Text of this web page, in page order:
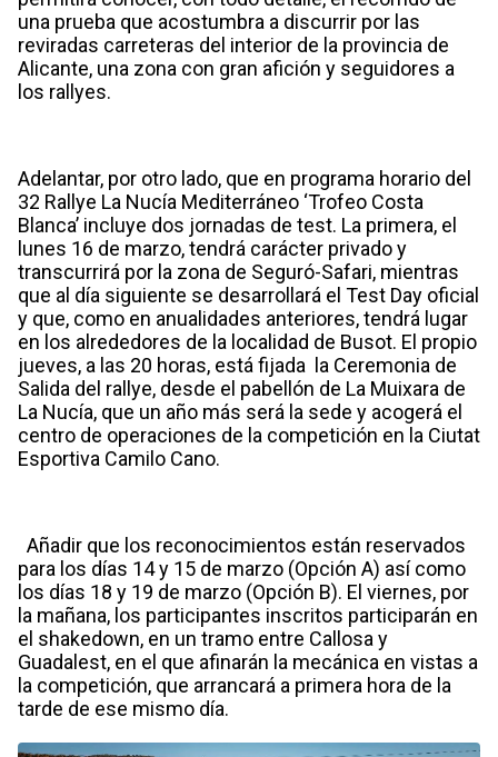
una prueba que acostumbra a discurrir por las
reviradas carreteras del interior de la provincia de
Alicante, una zona con gran afición y seguidores a
los rallyes.
Adelantar, por otro lado, que en programa horario del
32 Rallye La Nucía Mediterráneo ‘Trofeo Costa
Blanca’ incluye dos jornadas de test. La primera, el
lunes 16 de marzo, tendrá carácter privado y
transcurrirá por la zona de Seguró-Safari, mientras
que al día siguiente se desarrollará el Test Day oficial
y que, como en anualidades anteriores, tendrá lugar
en los alrededores de la localidad de Busot. El propio
jueves, a las 20 horas, está fijada la Ceremonia de
Salida del rallye, desde el pabellón de La Muixara de
La Nucía, que un año más será la sede y acogerá el
centro de operaciones de la competición en la Ciutat
Esportiva Camilo Cano.
Añadir que los reconocimientos están reservados
para los días 14 y 15 de marzo (Opción A) así como
los días 18 y 19 de marzo (Opción B). El viernes, por
la mañana, los participantes inscritos participarán en
el shakedown, en un tramo entre Callosa y
Guadalest, en el que afinarán la mecánica en vistas a
la competición, que arrancará a primera hora de la
tarde de ese mismo día.